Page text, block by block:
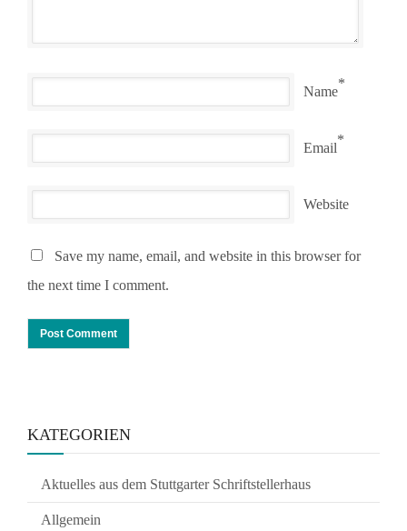
Name
*
Email
*
Website
Save my name, email, and website in this browser for
the next time I comment.
KATEGORIEN
Aktuelles aus dem Stuttgarter Schriftstellerhaus
Allgemein